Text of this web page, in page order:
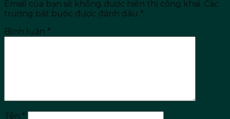
Email của bạn sẽ không được hiển thị công khai. Các
trường bắt buộc được đánh dấu *
Bình luận *
Tên *